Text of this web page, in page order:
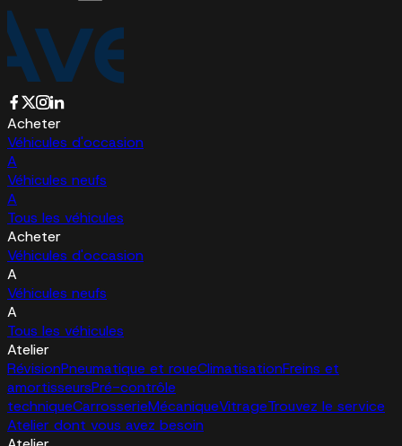
Acheter
Véhicules d'occasion
A
Véhicules neufs
A
Tous les véhicules
Acheter
Véhicules d'occasion
A
Véhicules neufs
A
Tous les véhicules
Atelier
RévisionPneumatique et roueClimatisationFreins et
amortisseursPré-contrôle
techniqueCarrosserieMécaniqueVitrageTrouvez le service
Atelier dont vous avez besoin